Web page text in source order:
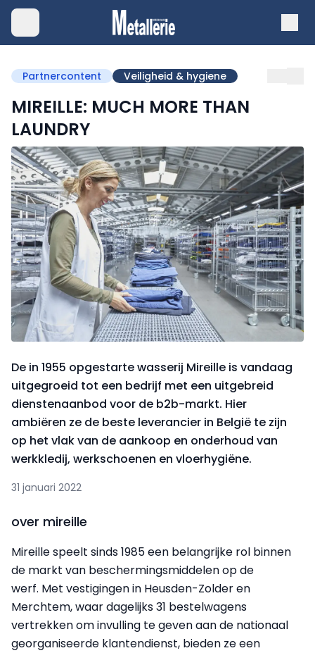
Partnercontent Veiligheid & hygiene
MIREILLE: MUCH MORE THAN
LAUNDRY
De in 1955 opgestarte wasserij Mireille is vandaag
uitgegroeid tot een bedrijf met een uitgebreid
dienstenaanbod voor de b2b-markt. Hier
ambiëren ze de beste leverancier in België te zijn
op het vlak van de aankoop en onderhoud van
werkkledij, werkschoenen en vloerhygiëne.
31 januari 2022
over mireille
Mireille speelt sinds 1985 een belangrijke rol binnen
de markt van beschermingsmiddelen op de
werf. Met vestigingen in Heusden-Zolder en
Merchtem, waar dagelijks 31 bestelwagens
vertrekken om invulling te geven aan de nationaal
georganiseerde klantendienst, bieden ze een